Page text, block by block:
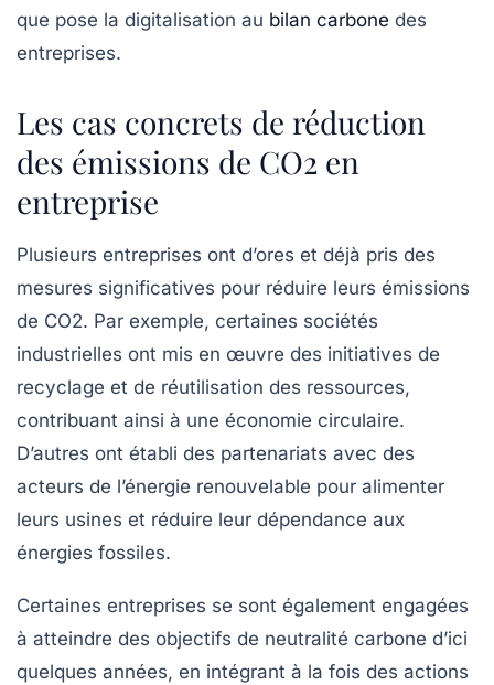
que pose la digitalisation au bilan carbone des
entreprises.
Les cas concrets de réduction
des émissions de CO2 en
entreprise
Plusieurs entreprises ont d’ores et déjà pris des
mesures significatives pour réduire leurs émissions
de CO2. Par exemple, certaines sociétés
industrielles ont mis en œuvre des initiatives de
recyclage et de réutilisation des ressources,
contribuant ainsi à une économie circulaire.
D’autres ont établi des partenariats avec des
acteurs de l’énergie renouvelable pour alimenter
leurs usines et réduire leur dépendance aux
énergies fossiles.
Certaines entreprises se sont également engagées
à atteindre des objectifs de neutralité carbone d’ici
quelques années, en intégrant à la fois des actions